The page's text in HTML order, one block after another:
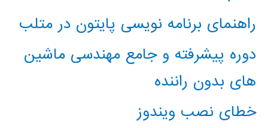
راهنمای برنامه نویسی پایتون در متلب
دوره پیشرفته و جامع مهندسی ماشین
های بدون راننده
خطای نصب ویندوز